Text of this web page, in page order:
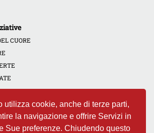
utilizza cookie, anche di terze parti,
la navigazione e offrire Servizi in
Sue preferenze. Chiudendo questo
CUORE
IL TROMBOEMBOLISMO VENOSO
IL TUO CUORE